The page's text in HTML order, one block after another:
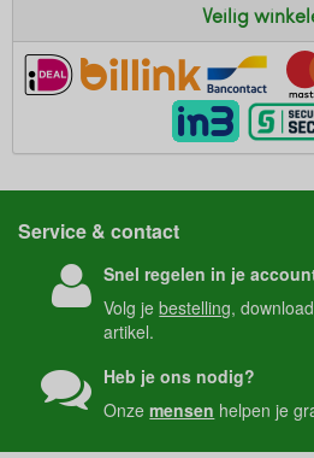
Veilig
Service & contact
Snel regelen in je
Volg jebestelling,
artikel.
Heb je ons nodig?
Onzemensen helpen je